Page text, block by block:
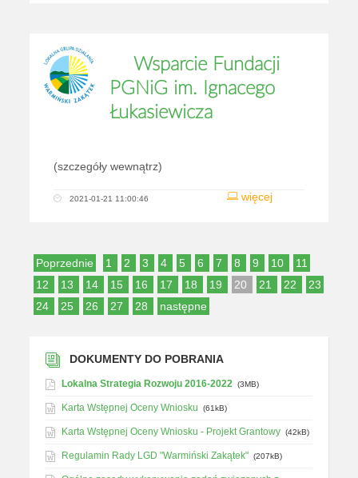
Wsparcie Fundacji
PGNiG im. Ignacego
Łukasiewicza
(szczegóły wewnątrz)
więcej
2021-01-21 11:00:46
Poprzednie 1 2 3 4 5 6 7 8 9 10
11
12
13 14 15 16 17 18 19 20 21 22
23
24
25 26 27 28 następne
DOKUMENTY DO POBRANIA
Lokalna Strategia Rozwoju 2016-2022 (3MB)
Karta Wstępnej Oceny Wniosku (61kB)
Karta Wstępnej Oceny Wniosku - Projekt Grantowy (42kB)
Regulamin Rady LGD "Warmiński Zakątek" (207kB)